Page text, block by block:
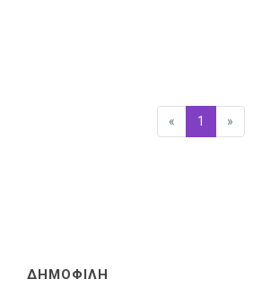
« Προηγούμενη
1 »
ΔΗΜΟΦΙΛΗ